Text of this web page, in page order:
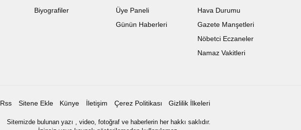
Biyografiler
Üye Paneli
Günün Haberleri
Hava Durumu
Gazete Manşetleri
Nöbetci Eczaneler
Namaz Vakitleri
Rss Sitene Ekle Künye İletişim Çerez Politikası Gizlilik İlkeleri
Sitemizde bulunan yazı , video, fotoğraf ve haberlerin her hakkı saklıdır.